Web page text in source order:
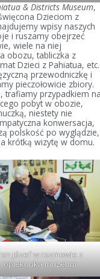
& Districts Museum,
Dzieciom z
wpisy naszych
i ruszamy obejrzeć
wiele na niej
obozu, tabliczka z
Dzieci z Pahiatua, etc.
przewodniczkę i
pieczołowicie zbiory.
trafiamy przypadkiem
pobyt w obozie,
niestety nie
konwersacja,
polskość po wyglądzie,
krótką wizytę w domu.
Józef w rozmowie z
opiekunka muzeum